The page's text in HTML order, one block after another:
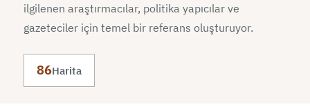
ilgilenen araştırmacılar, politika yapıcılar ve
gazeteciler için temel bir referans oluşturuyor.
86Harita